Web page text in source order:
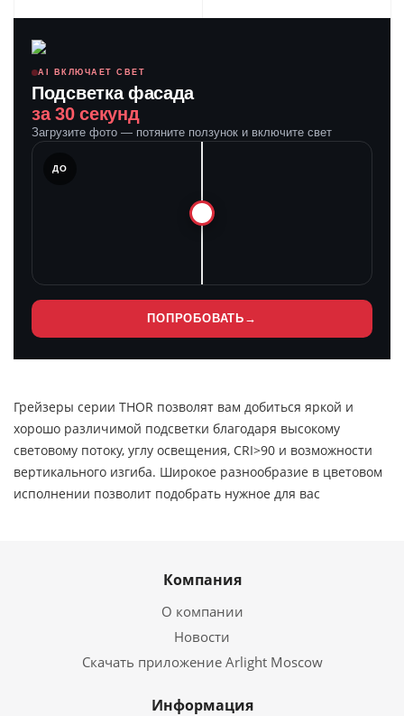
AI ВКЛЮЧАЕТ СВЕТ
Подсветка фасада
за 30 секунд
Загрузите фото — потяните ползунок и включите свет
ДО
ПОПРОБОВАТЬ →
Грейзеры серии THOR позволят вам добиться яркой и
хорошо различимой подсветки благодаря высокому
световому потоку, углу освещения, CRI>90 и возможности
вертикального изгиба. Широкое разнообразие в цветовом
исполнении позволит подобрать нужное для вас
Компания
О компании
Новости
Скачать приложение Arlight Moscow
Информация